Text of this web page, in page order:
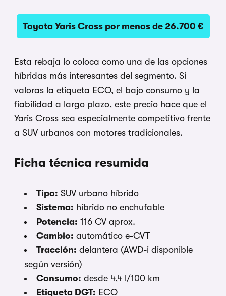
Toyota Yaris Cross por menos de 26.700 €
Esta rebaja lo coloca como una de las opciones
híbridas más interesantes del segmento. Si
valoras la etiqueta ECO, el bajo consumo y la
fiabilidad a largo plazo, este precio hace que el
Yaris Cross sea especialmente competitivo frente
a SUV urbanos con motores tradicionales.
Ficha técnica resumida
Tipo: SUV urbano híbrido
Sistema: híbrido no enchufable
Potencia: 116 CV aprox.
Cambio: automático e-CVT
Tracción: delantera (AWD-i disponible
según versión)
Consumo: desde 4,4 l/100 km
Etiqueta DGT: ECO